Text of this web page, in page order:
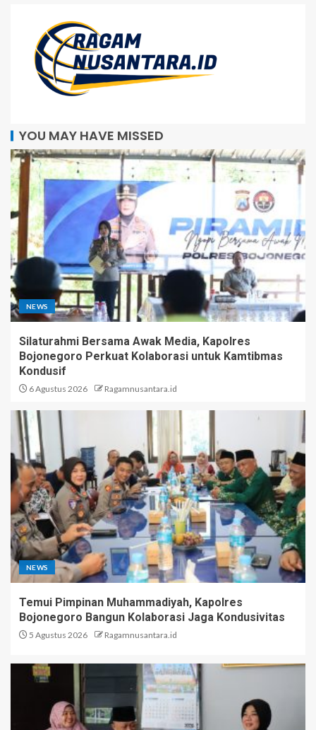
YOU MAY HAVE MISSED
NEWS
Silaturahmi Bersama Awak Media, Kapolres
Bojonegoro Perkuat Kolaborasi untuk Kamtibmas
Kondusif
6 Agustus 2026 Ragamnusantara.id
NEWS
Temui Pimpinan Muhammadiyah, Kapolres
Bojonegoro Bangun Kolaborasi Jaga Kondusivitas
5 Agustus 2026 Ragamnusantara.id